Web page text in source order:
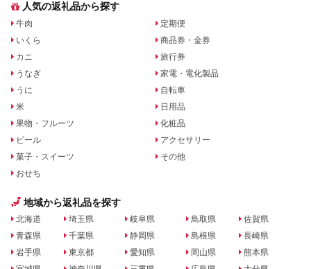
人気の返礼品から探す
牛肉
いくら
カニ
うなぎ
うに
米
果物・フルーツ
ビール
菓子・スイーツ
おせち
定期便
商品券・金券
旅行券
家電・電化製品
自転車
日用品
化粧品
アクセサリー
その他
地域から返礼品を探す
北海道
青森県
岩手県
埼玉県
千葉県
東京都
岐阜県
静岡県
愛知県
鳥取県
島根県
岡山県
佐賀県
長崎県
熊本県